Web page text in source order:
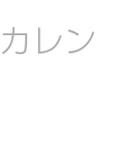
レン